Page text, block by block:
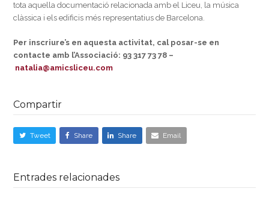
tota aquella documentació relacionada amb el Liceu, la música
clàssica i els edificis més representatius de Barcelona.
Per inscriure’s en aquesta activitat, cal posar-se en
contacte amb l’Associació: 93 317 73 78 –
natalia@amicsliceu.com
Compartir
Tweet Share Share Email
Entrades relacionades